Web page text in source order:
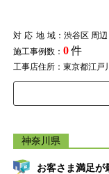
対応地域：渋谷区 周辺
施工事例数： 0件
工事店住所：東京都江戸
神奈川県
お客さま満足が